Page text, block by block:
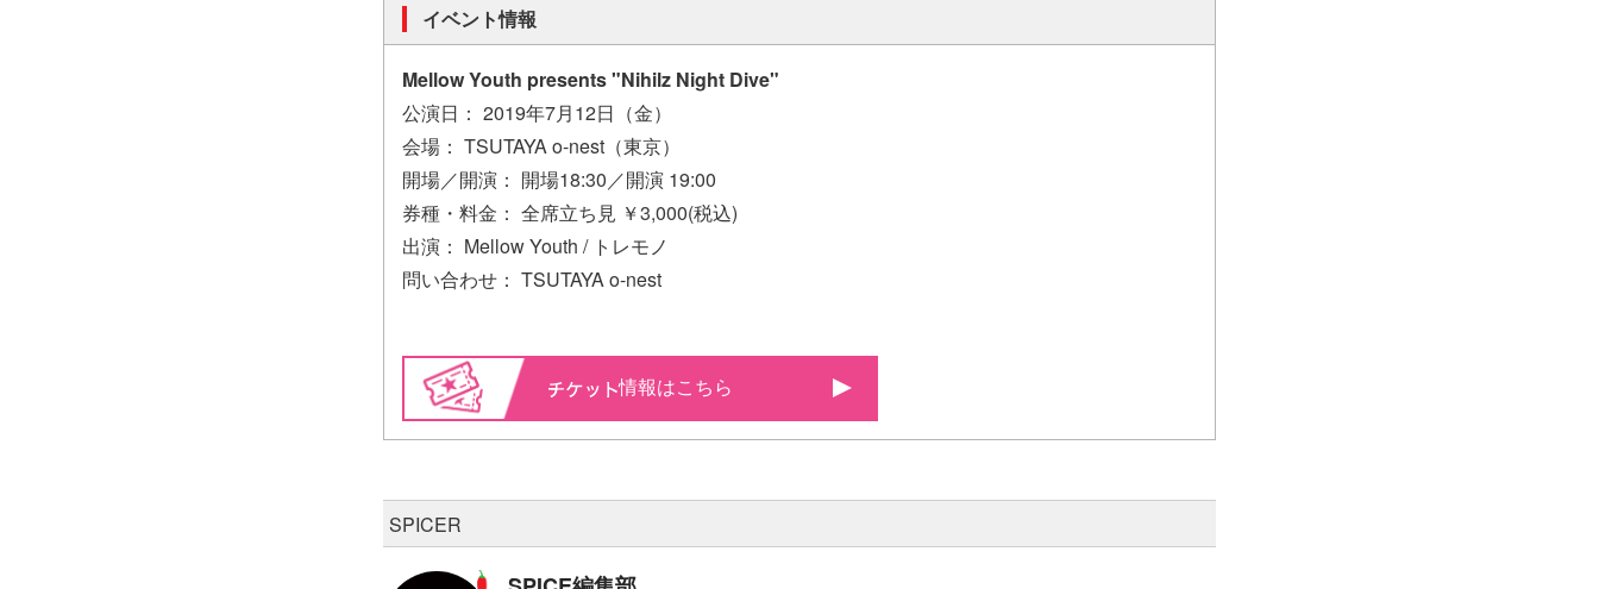
イベント情報
Mellow Youth presents "Nihilz Night Dive"
公演日： 2019年7月12日（金）
会場： TSUTAYA o-nest（東京）
開場／開演： 開場18:30／開演 19:00
券種・料金： 全席立ち見 ￥3,000(税込)
出演： Mellow Youth / トレモノ
問い合わせ： TSUTAYA o-nest
情報はこちら
SPICER